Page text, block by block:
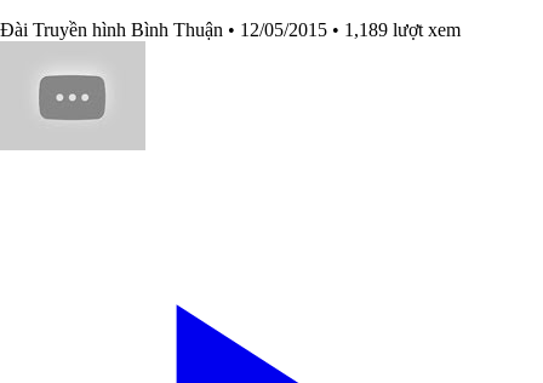
Đài Truyền hình Bình Thuận • 12/05/2015 • 1,189 lượt xem